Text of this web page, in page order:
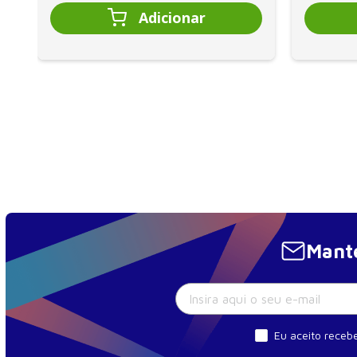
7. Avaliação da composição corporal por
10. Avaliação da composição corporal em situações
Grasiela Konkolisc Pina de Andrade
Juliana Bonfleur Carvalho
Ludiane Alves do Nascimento
11. Avaliação da composição corporal nos diferentes
Grasiela Konkolisc Pina de Andrade
Eu aceito